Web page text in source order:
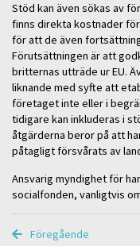
Stöd kan även sökas av
finns direkta kostnader
för att de även
Förutsättningen är att
britternas utträde ur EU.
liknande med syfte att
företaget inte eller i
tidigare kan inkluderas i
åtgärderna beror på att
påtagligt försvårats av
Ansvarig myndighet för
socialfonden, vanligtvis
Föregående